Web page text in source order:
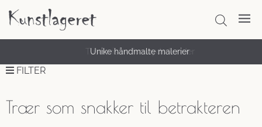
Unike håndmalte malerier
FILTER
Trær som snakker til betrakteren